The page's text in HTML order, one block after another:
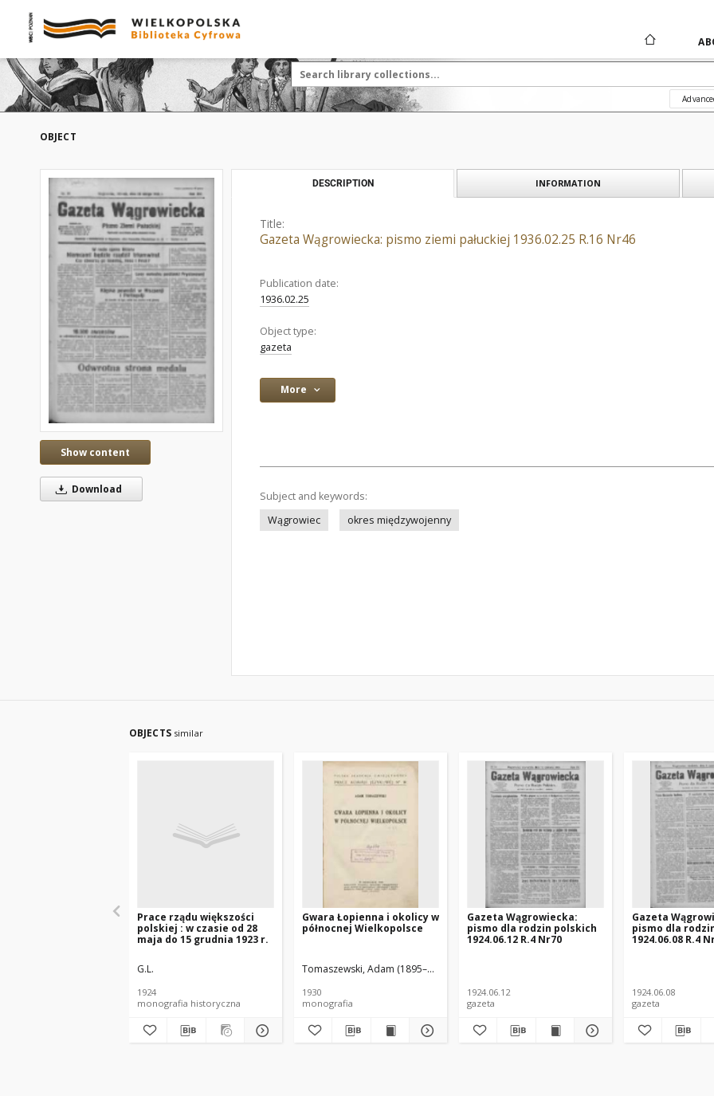
OBJECT
Show content
Download
DESCRIPTION INFORMATION
Title:
Gazeta Wągrowiecka: pismo ziemi pałuckiej 1936.02.25 R.16 Nr46
Publication date:
1936.02.25
Object type:
gazeta
More
Subject and keywords:
Wągrowiec
okres międzywojenny
OBJECTS similar
Prace rządu większości
polskiej : w czasie od 28
maja do 15 grudnia 1923 r.
G.L.
1924
monografia historyczna
Gwara Łopienna i okolicy w
północnej Wielkopolsce
Tomaszewski, Adam (1895–1945)
1930
monografia
Gazeta Wągrowiecka:
pismo dla rodzin polskich
1924.06.12 R.4 Nr70
1924.06.12
gazeta
Gazeta
pismo dla
1924.06.08 R.4
1924.06.08
gazeta